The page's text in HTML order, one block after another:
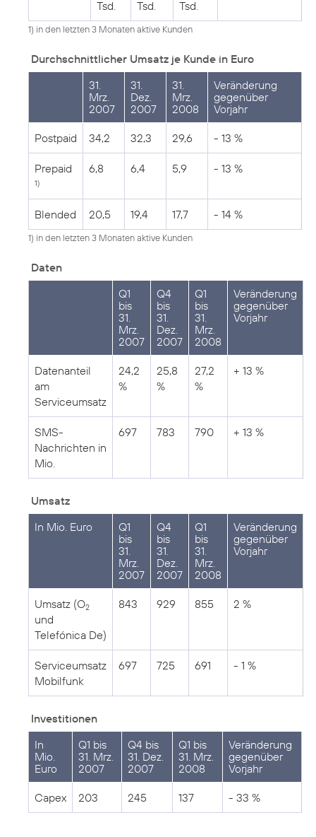
Tsd. Tsd. Tsd.
1) in den letzten 3 Monaten aktive Kunden
Durchschnittlicher Umsatz je Kunde in Euro
31.
Mrz.
2007
31.
Dez.
2007
31.
Mrz.
2008
Veränderung
gegenüber
Vorjahr
Postpaid 34,2 32,3 29,6 - 13 %
Prepaid
1)
6,8 6,4 5,9 - 13 %
Blended 20,5 19,4 17,7 - 14 %
1) in den letzten 3 Monaten aktive Kunden
Daten
Q1
bis
31.
Mrz.
2007
Q4
bis
31.
Dez.
2007
Q1
bis
31.
Mrz.
2008
Veränderung
gegenüber
Vorjahr
Datenanteil
am
Serviceumsatz
24,2
%
25,8
%
27,2
%
+ 13 %
SMS-
Nachrichten in
Mio.
697 783 790 + 13 %
Umsatz
In Mio. Euro
Q1
bis
31.
Mrz.
2007
Q4
bis
31.
Dez.
2007
Q1
bis
31.
Mrz.
2008
Veränderung
gegenüber
Vorjahr
Umsatz (O2
und
Telefónica De)
843 929 855 2 %
Serviceumsatz
Mobilfunk
697 725 691 - 1 %
Investitionen
In
Mio.
Euro
Q1 bis
31. Mrz.
2007
Q4 bis
31. Dez.
2007
Q1 bis
31. Mrz.
2008
Veränderung
gegenüber
Vorjahr
Capex 203 245 137 - 33 %